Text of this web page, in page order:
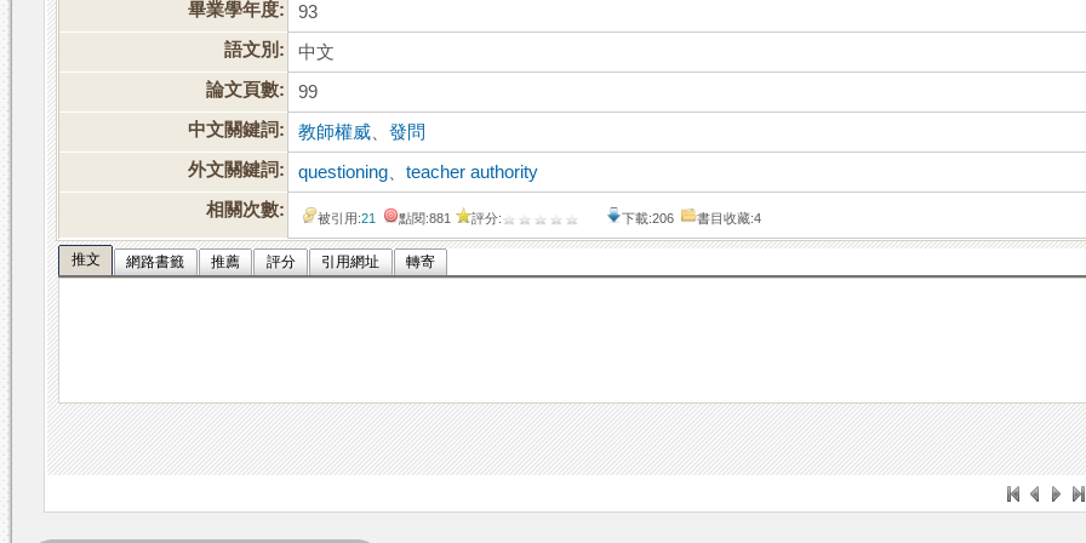
畢業學年度:
93
語文別:
中文
論文頁數:
99
中文關鍵詞:
教師權威 、發問
外文關鍵詞:
questioning 、teacher authority
相關次數:
被引用:21 點閱:881 評分: 下載:206 書目收藏:4
推文 網路書籤 推薦 評分 引用網址 轉寄